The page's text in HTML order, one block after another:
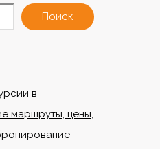
Поиск
в
маршруты, цены,